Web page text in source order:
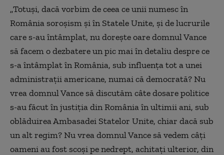
„Totuşi, dacă vorbim de ceea ce unii numesc în
România soroşism şi în Statele Unite, şi de lucrurile
care s-au întâmplat, nu doreşte oare domnul Vance
să facem o dezbatere un pic mai în detaliu despre ce
s-a întâmplat în România, sub influenţa tot a unei
administraţii americane, numai că democrată? Nu
vrea domnul Vance să discutăm câte dosare politice
s-au făcut în justiţia din România în ultimii ani, sub
oblăduirea Ambasadei Statelor Unite, chiar dacă sub
un alt regim? Nu vrea domnul Vance să vedem câţi
oameni au fost scoşi pe nedrept, achitaţi ulterior, din